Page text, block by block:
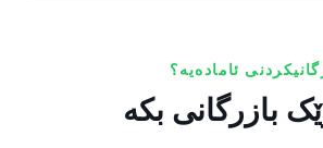
ئامادەیە؟
بازرگانی بکە